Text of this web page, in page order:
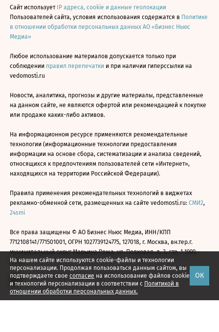
На нашем сайте используются cookie-файлы и технологии
персонализации. Продолжая пользоваться данным сайтом, вы
подтверждаете свое согласие на использование файлов cookie
и технологий персонализации в соответствии с Политикой в
отношении обработки персональных данных.
ОК
Сайт использует IP адреса, cookie и данные геолокации
Пользователей сайта, условия использования содержатся в Политике
в отношении обработки персональных данных АО «Бизнес Ньюс
Медиа»
Любое использование материалов допускается только при
соблюдении правил перепечатки и при наличии гиперссылки на
vedomosti.ru
Новости, аналитика, прогнозы и другие материалы, представленные
на данном сайте, не являются офертой или рекомендацией к покупке
или продаже каких-либо активов.
На информационном ресурсе применяются рекомендательные
технологии (информационные технологии предоставления
информации на основе сбора, систематизации и анализа сведений,
относящихся к предпочтениям пользователей сети «Интернет»,
находящихся на территории Российской Федерации).
Правила применения рекомендательных технологий в виджетах
рекламно-обменной сети, размещенных на сайте vedomosti.ru: СМИ2,
24smi
Все права защищены © АО Бизнес Ньюс Медиа, ИНН/КПП
7712108141/771501001, ОГРН 1027739124775, 127018, г. Москва, вн.тер.г.
муниципальный округ Марьина Роща, ул. Полковая, д. 3, стр. 1 1999—
2026